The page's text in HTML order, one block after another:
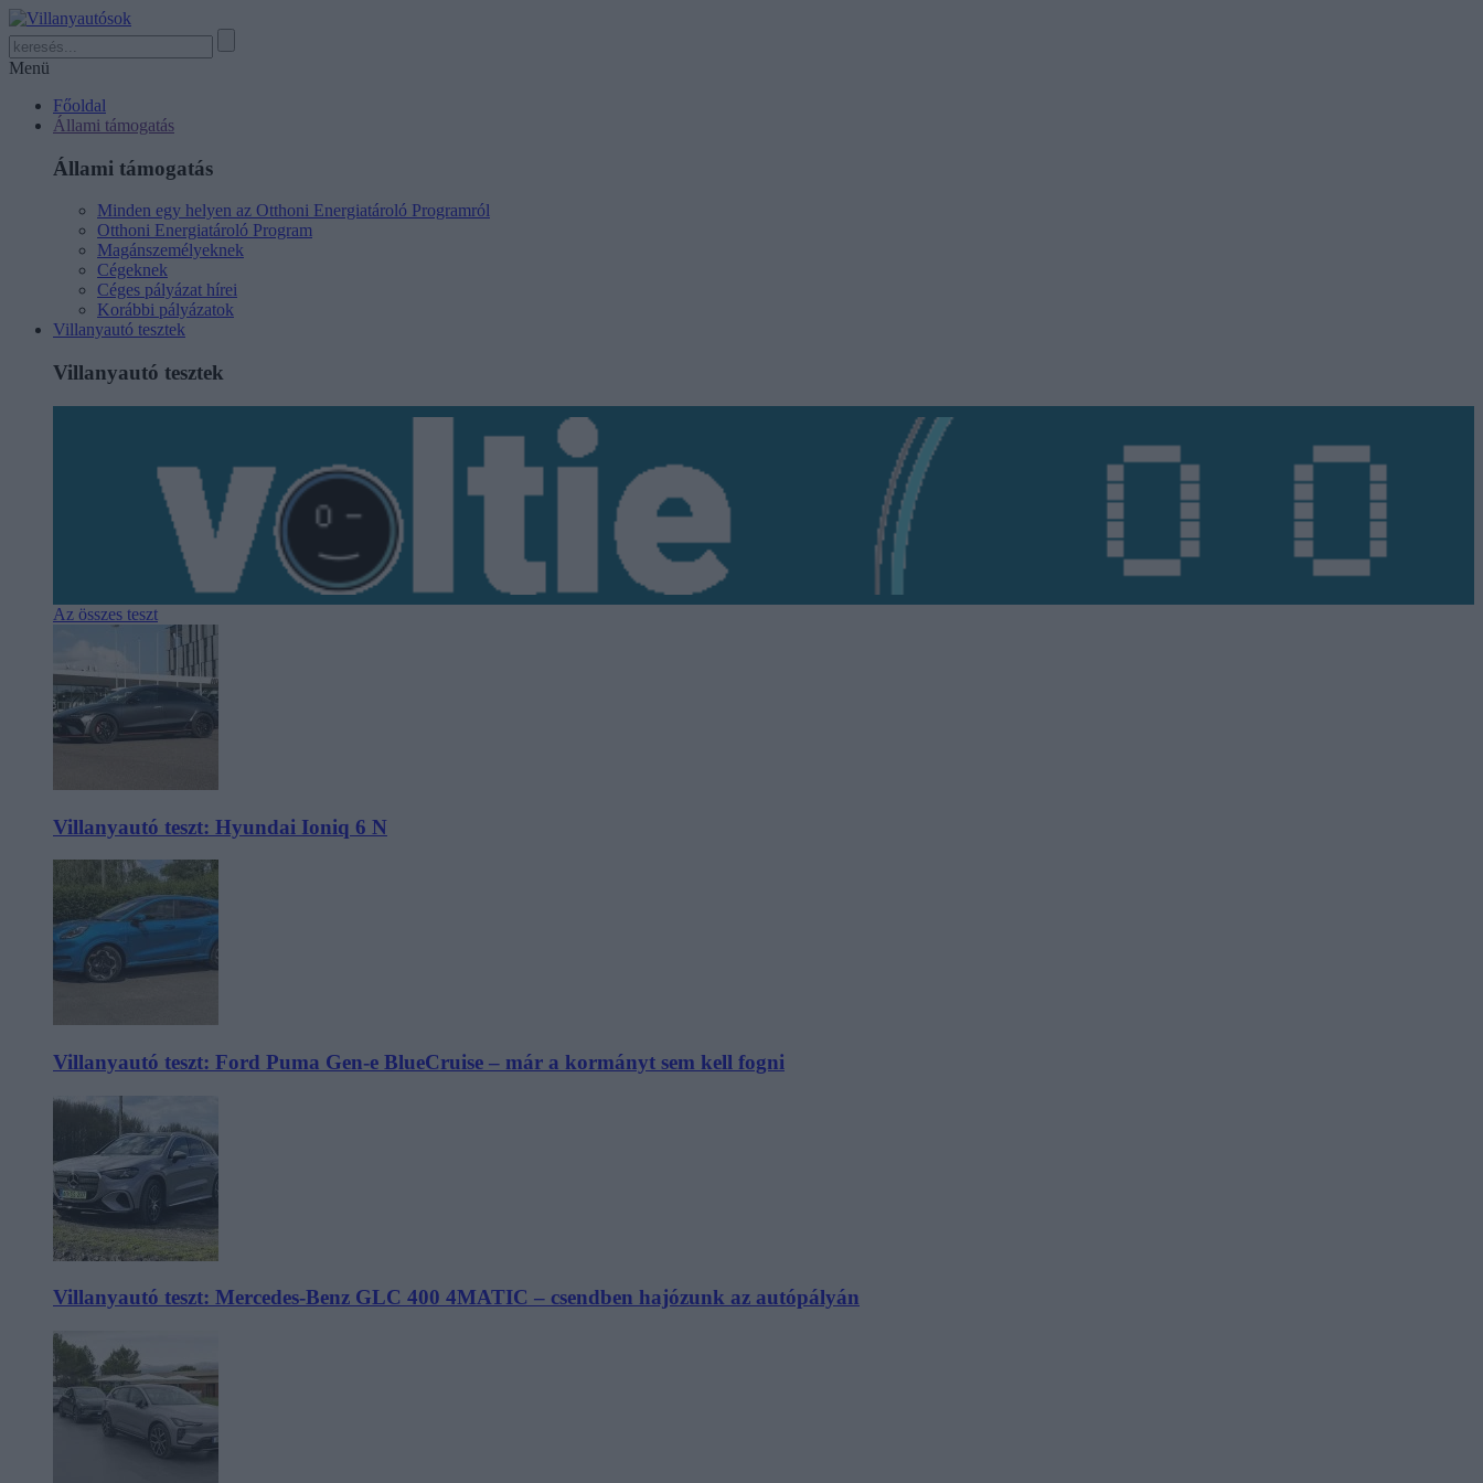
Menü
Főoldal
Állami támogatás
Állami támogatás
Minden egy helyen az Otthoni Energiatároló Programról
Otthoni Energiatároló Program
Magánszemélyeknek
Cégeknek
Céges pályázat hírei
Korábbi pályázatok
Villanyautó tesztek
Villanyautó tesztek
Az összes teszt
Villanyautó teszt: Hyundai Ioniq 6 N
Villanyautó teszt: Ford Puma Gen-e BlueCruise – már a kormányt sem kell fogni
Villanyautó teszt: Mercedes-Benz GLC 400 4MATIC – csendben hajózunk az autópályán